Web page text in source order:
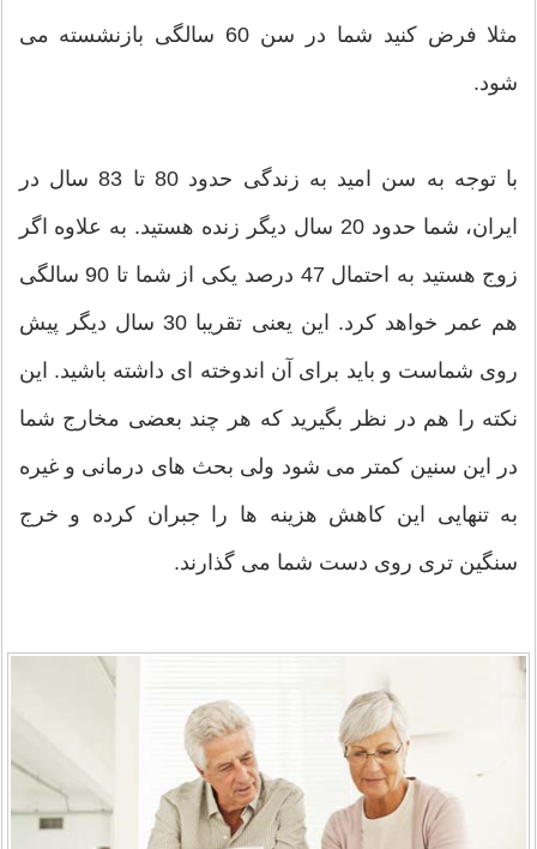
مثلا فرض کنید شما در سن 60 سالگی بازنشسته می
شود.
با توجه به سن امید به زندگی حدود 80 تا 83 سال در
ایران، شما حدود 20 سال دیگر زنده هستید. به علاوه اگر
زوج هستید به احتمال 47 درصد یکی از شما تا 90 سالگی
هم عمر خواهد کرد. این یعنی تقریبا 30 سال دیگر پیش
روی شماست و باید برای آن اندوخته ای داشته باشید. این
نکته را هم در نظر بگیرید که هر چند بعضی مخارج شما
در این سنین کمتر می شود ولی بحث های درمانی و غیره
به تنهایی این کاهش هزینه ها را جبران کرده و خرج
سنگین تری روی دست شما می گذارند.